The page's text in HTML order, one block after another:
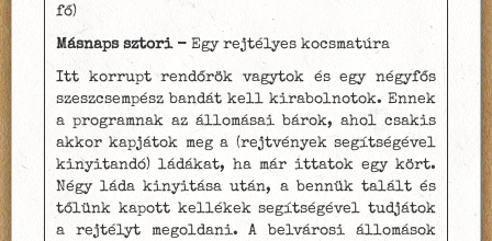
fő)
Másnaps sztori - Egy rejtélyes kocsmatúra
Itt korrupt rendőrök vagytok és egy négyfős
szeszcsempész bandát kell kirabolnotok. Ennek
a programnak az állomásai bárok, ahol csakis
akkor kapjátok meg a (rejtvények segítségével
kinyitandó) ládákat, ha már ittatok egy kört.
Négy láda kinyitása után, a bennük talált és
tőlünk kapott kellékek segítségével tudjátok
a rejtélyt megoldani. A belvárosi állomások